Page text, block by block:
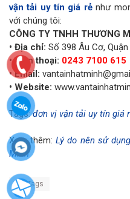
vận tải uy tín giá rẻnhư
với chúng tôi:
CÔNG TY TNHH THƯƠNG
• Địa chỉ: Số 398 Âu Cơ,
• Điện thoại: 0243 7100 615
• Email:
• Website:
Tags:đơn vị vận tải uy tín giá
Xem thêm:Lý do nên sử
Minh
Tags